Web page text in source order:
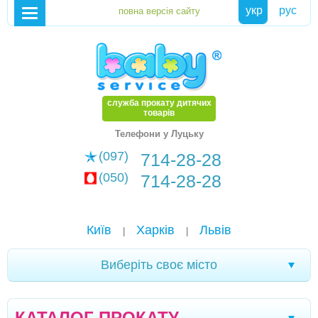
укр рус
служба прокату дитячих
товарів
Телефони у Луцьку
(097) 714-28-28
(050) 714-28-28
Київ Харків Львів
Виберіть своє місто